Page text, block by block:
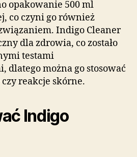
opakowanie 500 ml
co czyni go również
Indigo Cleaner
dla zdrowia, co zostało
testami
dlatego można go stosować
reakcje skórne.
Indigo